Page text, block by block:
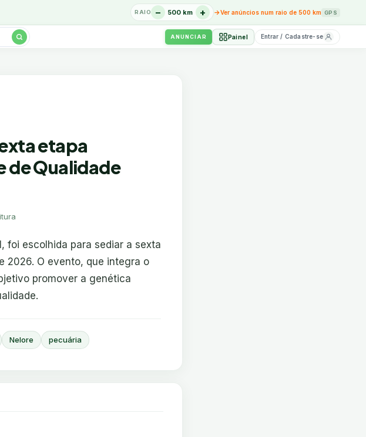
RAIO − 500 km + →Ver anúncios num raio de 500 km GPS
ANUNCIAR Painel Entrar / Cadastre-se
etapa
de Qualidade
foi escolhida para sediar a sexta
2026. O evento, que integra o
promover a genética
Nelore pecuária